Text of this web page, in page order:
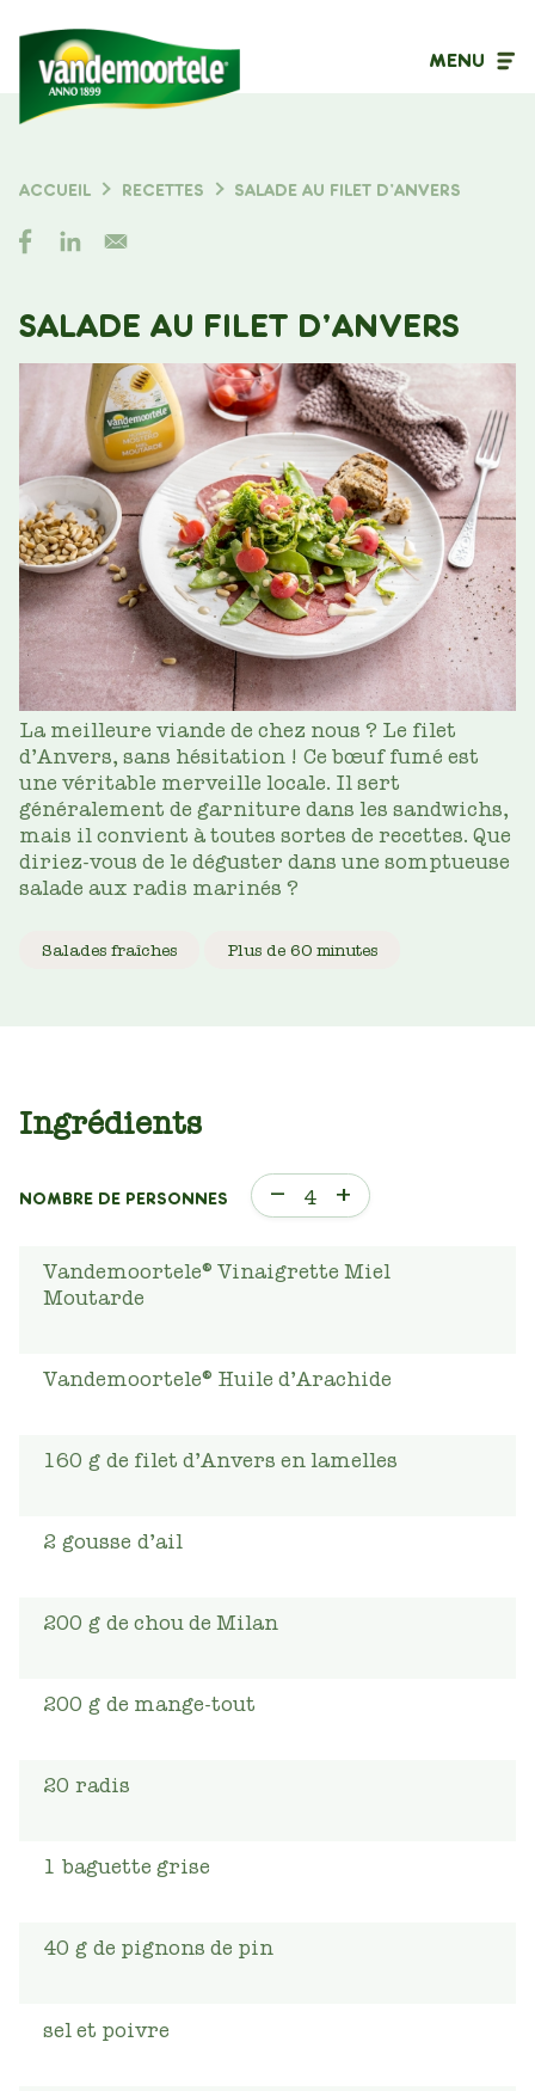
MENU
Type de contenu
FIL
D'ARIANE
ACCUEIL RECETTES SALADE AU FILET D’ANVERS
SALADE AU FILET D’ANVERS
La meilleure viande de chez nous ? Le filet
d’Anvers, sans hésitation ! Ce bœuf fumé est
une véritable merveille locale. Il sert
généralement de garniture dans les sandwichs,
mais il convient à toutes sortes de recettes. Que
diriez-vous de le déguster dans une somptueuse
salade aux radis marinés ?
Salades fraîches Plus de 60 minutes
Ingrédients
NOMBRE DE PERSONNES – 4 +
Vandemoortele® Vinaigrette Miel
Moutarde
Vandemoortele® Huile d’Arachide
160 g de filet d’Anvers en lamelles
2 gousse d’ail
200 g de chou de Milan
200 g de mange-tout
20 radis
1 baguette grise
40 g de pignons de pin
sel et poivre